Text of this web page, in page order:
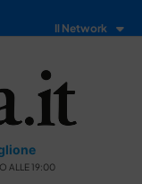
Il Network
ALLE 19:00